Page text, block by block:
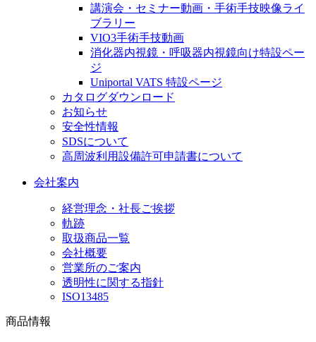
講演会・セミナー動画・手術手技映像ライ
ブラリー
VIO3手術手技動画
消化器内視鏡・呼吸器内視鏡向け特設ペー
ジ
Uniportal VATS 特設ページ
カタログダウンロード
お知らせ
安全性情報
SDSについて
高周波利用設備許可申請書について
会社案内
経営理念・社長ご挨拶
軌跡
取扱商品一覧
会社概要
営業所のご案内
透明性に関する指針
ISO13485
商品情報